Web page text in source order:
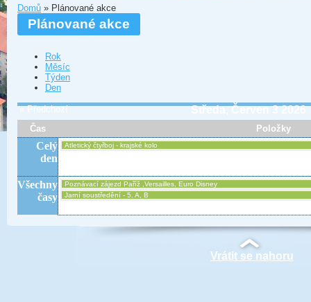
Domů » Plánované akce
Plánované akce
Rok
Měsíc
Týden
Den
« Předchozí Středa, Červen 3 2026
Čas Položky
Celý
den
Atletický čtyřboj - krajské kolo
Všechny
časy
Poznávací zájezd Paříž ,Versailles, Euro Disney
Jarní soustředění - 5. A, B
Vrátit se nahoru